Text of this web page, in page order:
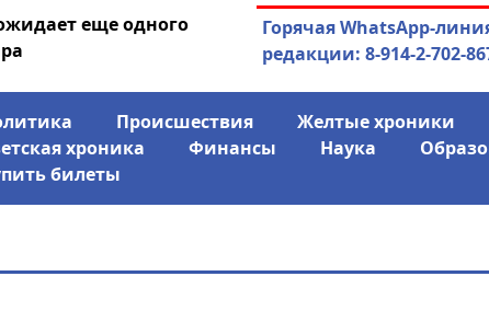
еще одного
04.08.2026Маринычев у
Горячая WhatsApp-
редакции: 8-914-2-702-
Происшествия Желтые хроники
хроника
Финансы Наука
билеты